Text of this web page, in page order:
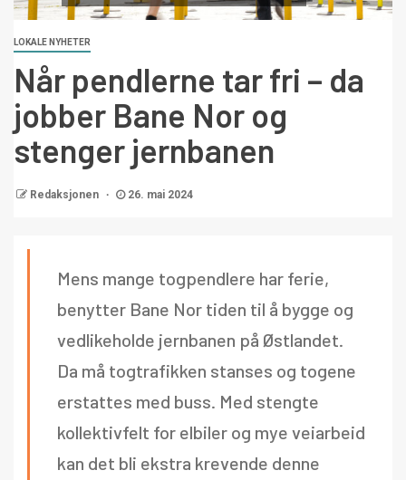
LOKALE NYHETER
Når pendlerne tar fri – da
jobber Bane Nor og
stenger jernbanen
Redaksjonen 26. mai 2024
Mens mange togpendlere har ferie,
benytter Bane Nor tiden til å bygge og
vedlikeholde jernbanen på Østlandet.
Da må togtrafikken stanses og togene
erstattes med buss. Med stengte
kollektivfelt for elbiler og mye veiarbeid
kan det bli ekstra krevende denne